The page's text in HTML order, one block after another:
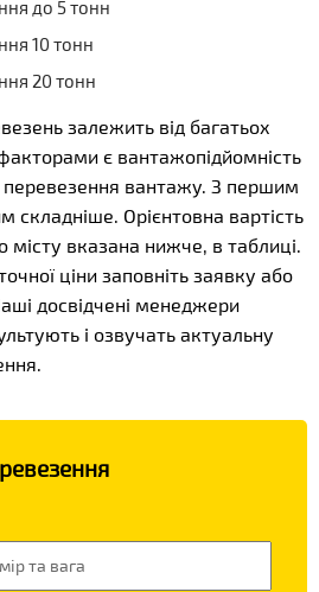
до 5 тонн
10 тонн
20 тонн
залежить від багатьох
є вантажопідйомність
вантажу. З першим
складніше. Орієнтовна вартість
вказана нижче, в таблиці.
ціни заповніть заявку або
досвідчені менеджери
і озвучать актуальну